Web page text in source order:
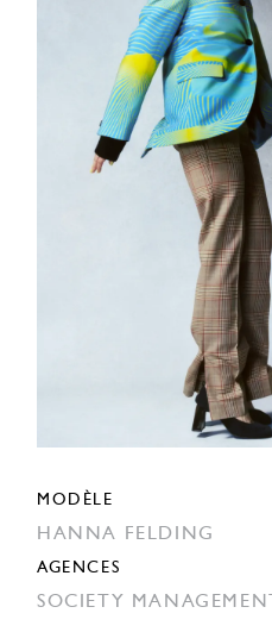
MODÈLE
HANNA FELDING
AGENCES
SOCIETY MANAGEMENT